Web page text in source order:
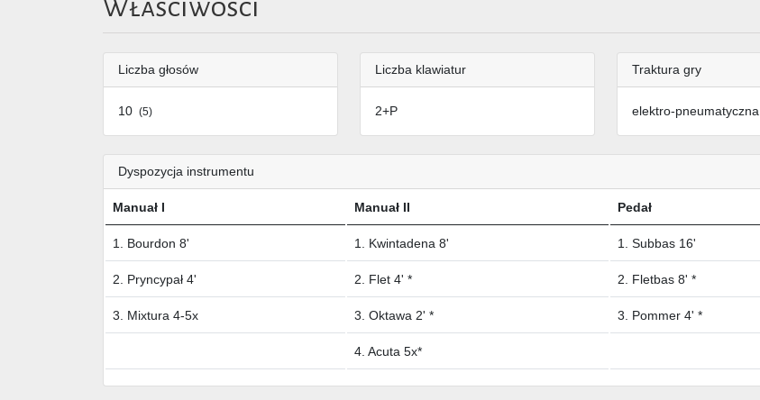
Właściwości
Liczba głosów
10 (5)
Liczba klawiatur
2+P
Traktura gry
elektro-pneumatyczna
Dyspozycja instrumentu
Manuał I Manuał II Pedał
1. Bourdon 8' 1. Kwintadena 8' 1. Subbas 16'
2. Pryncypał 4' 2. Flet 4' * 2. Fletbas 8' *
3. Mixtura 4-5x 3. Oktawa 2' * 3. Pommer 4' *
4. Acuta 5x*